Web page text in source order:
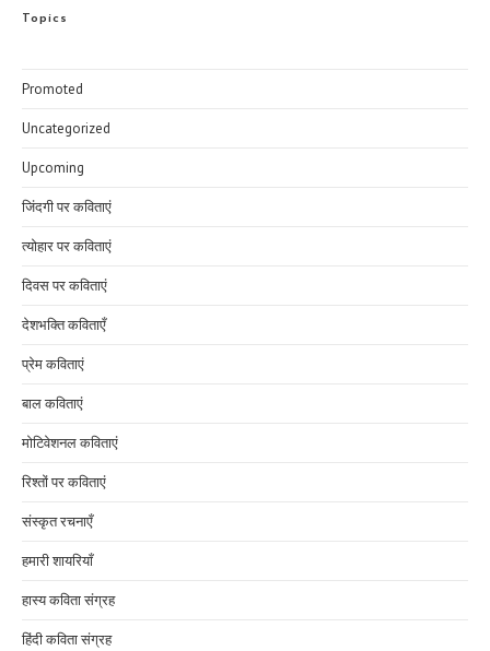
Topics
Promoted
Uncategorized
Upcoming
जिंदगी पर कविताएं
त्योहार पर कविताएं
दिवस पर कविताएं
देशभक्ति कविताएँ
प्रेम कविताएं
बाल कविताएं
मोटिवेशनल कविताएं
रिश्तों पर कविताएं
संस्कृत रचनाएँ
हमारी शायरियाँ
हास्य कविता संग्रह
हिंदी कविता संग्रह